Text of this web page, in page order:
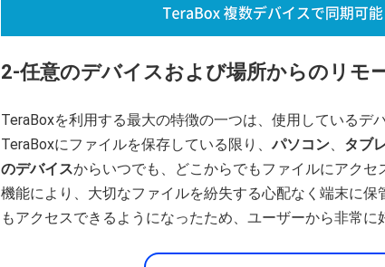
2-任意のデバイスおよび場所からのリモ
TeraBoxを利用する最大の特徴の一つは、使用しているデ
TeraBoxにファイルを保存している限り、パソコン、 タブ
のデバイスからいつでも、どこからでもファイルにアクセ
機能により、大切なファイルを紛失する心配なく端末に保
もアクセスできるようになったため、ユーザーから非常に